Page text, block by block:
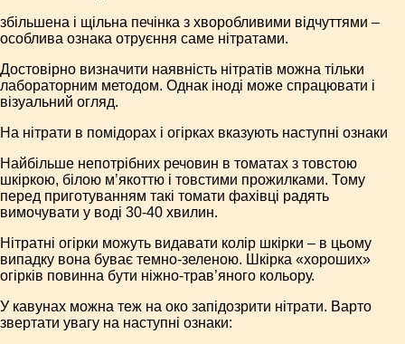
збільшена і щільна печінка з хворобливими відчуттями –
особлива ознака отруєння саме нітратами.
Достовірно визначити наявність нітратів можна тільки
лабораторним методом. Однак іноді може спрацювати і
візуальний огляд.
На нітрати в помідорах і огірках вказують наступні ознаки
Найбільше непотрібних речовин в томатах з товстою
шкіркою, білою м’якоттю і товстими прожилками. Тому
перед приготуванням такі томати фахівці радять
вимочувати у воді 30-40 хвилин.
Нітратні огірки можуть видавати колір шкірки – в цьому
випадку вона буває темно-зеленою. Шкірка «хороших»
огірків повинна бути ніжно-трав’яного кольору.
У кавунах можна теж на око запідозрити нітрати. Варто
звертати увагу на наступні ознаки: